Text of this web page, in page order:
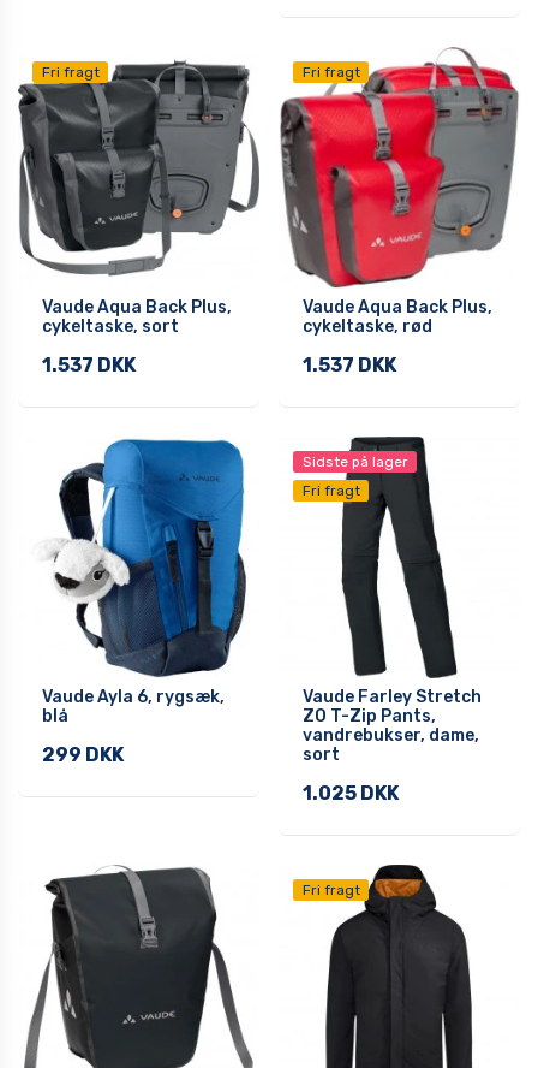
Fri fragt
Vaude Aqua Back Plus,
cykeltaske, sort
1.537 DKK
Fri fragt
Vaude Aqua Back Plus,
cykeltaske, rød
1.537 DKK
Vaude Ayla 6, rygsæk,
blå
299 DKK
Sidste på lager
Fri fragt
Vaude Farley Stretch
ZO T-Zip Pants,
vandrebukser, dame,
sort
1.025 DKK
Fri fragt